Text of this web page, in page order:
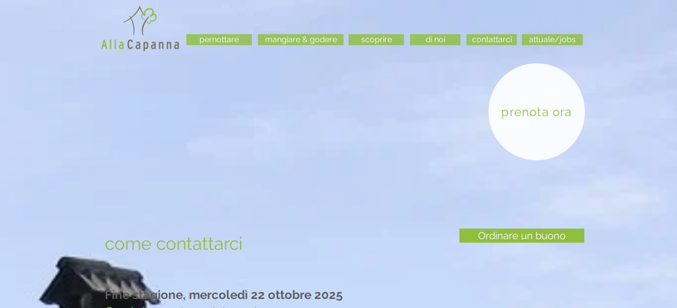
pernottare mangiare & godere scoprire di noi contattarci attuale/jobs
prenota ora
come contattarci Ordinare un buono
Fine stagione, mercoledì 22 ottobre 2025